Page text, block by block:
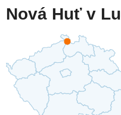
Nová Huť v